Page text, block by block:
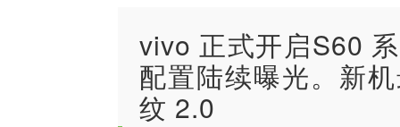
vivo 正式开启S60
配置陆续曝光。新
纹 2.0